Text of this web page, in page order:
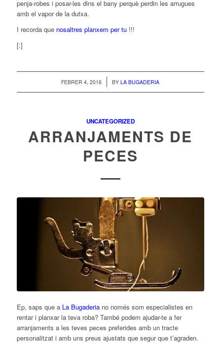
penja-robes i posar-les dins el bany perquè perdin les arrugues
amb el vapor de la dutxa.
I recorda que nosaltres planxem per tu!!!
[:]
FEBRER 4, 2016
/ BYLA BUGADERIA
UNCATEGORIZED
ARRANJAMENTS DE
PECES
Ep, saps que a La Bugaderiano només som especialistes en
rentar i planxar la teva roba? També podem ajudar-te a fer
arranjaments a les teves peces preferides amb un tracte
personalitzat i amb uns preus ajustats que segur que t’agraden.